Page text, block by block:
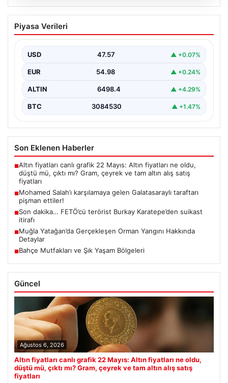
05.08.2026
Mohamed Salah’ı karşılamaya gelen
Galatasaraylı taraftarı pişman ettiler!
Piyasa Verileri
USD 47.57 ▲ +0.07%
EUR 54.98 ▲ +0.24%
ALTIN 6498.4 ▲ +4.29%
BTC 3084530 ▲ +1.47%
Son Eklenen Haberler
■Altın fiyatları canlı grafik 22 Mayıs: Altın fiyatları ne oldu,
düştü mü, çıktı mı? Gram, çeyrek ve tam altın alış satış
fiyatları
■Mohamed Salah’ı karşılamaya gelen Galatasaraylı taraftarı
pişman ettiler!
■Son dakika… FETÖ’cü terörist Burkay Karatepe’den suikast
itirafı
■Muğla Yatağan’da Gerçekleşen Orman Yangını Hakkında
Detaylar
■Bahçe Mutfakları ve Şık Yaşam Bölgeleri
Güncel
Ağustos 6, 2026
Altın fiyatları canlı grafik 22 Mayıs: Altın fiyatları ne oldu,
düştü mü, çıktı mı? Gram, çeyrek ve tam altın alış satış
fiyatları